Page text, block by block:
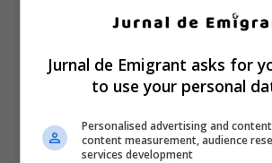
Jurnal de Emigrant asks for
to use your personal
Personalised advertising and
content measurement, audience
services development